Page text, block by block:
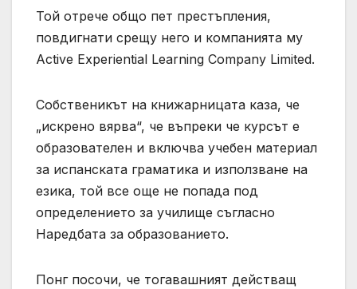
Той отрече общо пет престъпления,
повдигнати срещу него и компанията му
Active Experiential Learning Company Limited.
Собственикът на книжарницата каза, че
„искрено вярва“, че въпреки че курсът е
образователен и включва учебен материал
за испанската граматика и използване на
езика, той все още не попада под
определението за училище съгласно
Наредбата за образованието.
Понг посочи, че тогавашният действащ